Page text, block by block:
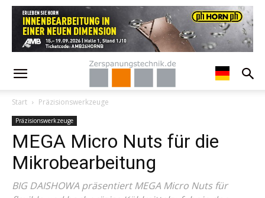
Start Präzisionswerkzeuge
Präzisionswerkzeuge
MEGA Micro Nuts für die
Mikrobearbeitung
BIG DAISHOWA präsentiert MEGA Micro Nuts für